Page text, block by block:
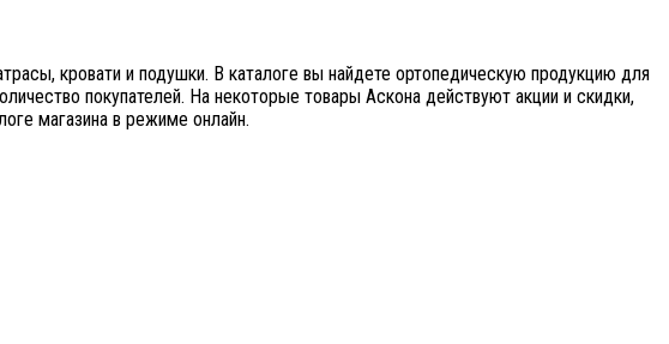
кровати и подушки. В каталоге вы найдете ортопедическую продукцию для
покупателей. На некоторые товары Аскона действуют акции и скидки,
магазина в режиме онлайн.